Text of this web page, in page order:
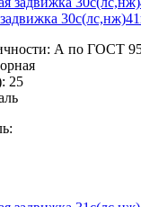
А по ГОСТ
25